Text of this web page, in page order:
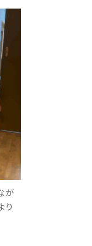
が
り